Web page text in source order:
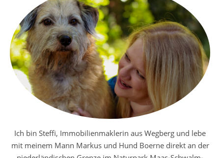
Ich bin Steffi, Immobilienmaklerin aus Wegberg und lebe
mit meinem Mann Markus und Hund Boerne direkt an der